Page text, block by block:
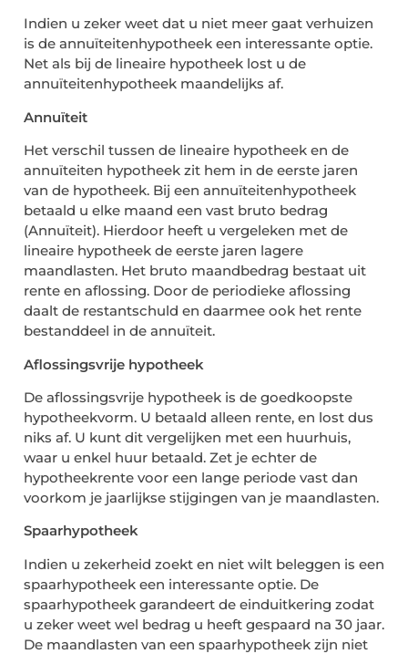
Indien u zeker weet dat u niet meer gaat verhuizen
is de annuïteitenhypotheek een interessante optie.
Net als bij de lineaire hypotheek lost u de
annuïteitenhypotheek maandelijks af.
Annuïteit
Het verschil tussen de lineaire hypotheek en de
annuïteiten hypotheek zit hem in de eerste jaren
van de hypotheek. Bij een annuïteitenhypotheek
betaald u elke maand een vast bruto bedrag
(Annuïteit). Hierdoor heeft u vergeleken met de
lineaire hypotheek de eerste jaren lagere
maandlasten. Het bruto maandbedrag bestaat uit
rente en aflossing. Door de periodieke aflossing
daalt de restantschuld en daarmee ook het rente
bestanddeel in de annuïteit.
Aflossingsvrije hypotheek
De aflossingsvrije hypotheek is de goedkoopste
hypotheekvorm. U betaald alleen rente, en lost dus
niks af. U kunt dit vergelijken met een huurhuis,
waar u enkel huur betaald. Zet je echter de
hypotheekrente voor een lange periode vast dan
voorkom je jaarlijkse stijgingen van je maandlasten.
Spaarhypotheek
Indien u zekerheid zoekt en niet wilt beleggen is een
spaarhypotheek een interessante optie. De
spaarhypotheek garandeert de einduitkering zodat
u zeker weet wel bedrag u heeft gespaard na 30 jaar.
De maandlasten van een spaarhypotheek zijn niet